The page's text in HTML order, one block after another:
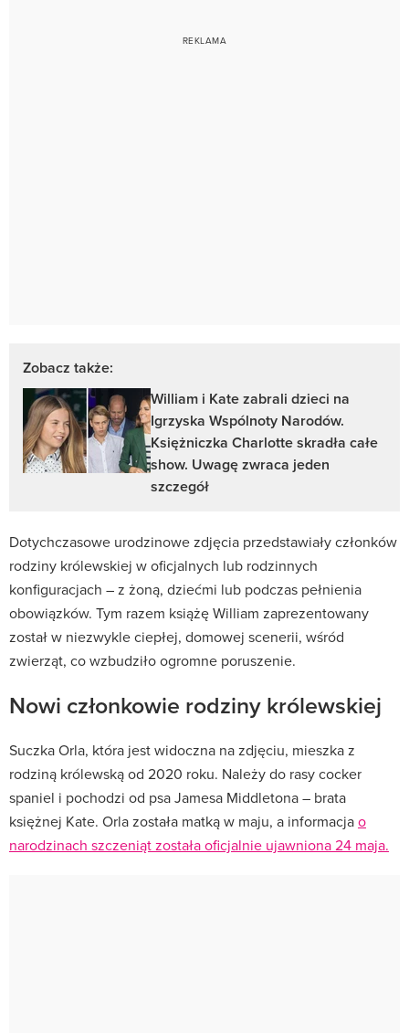
Zobacz także:
William i Kate zabrali dzieci na
Igrzyska Wspólnoty Narodów.
Księżniczka Charlotte skradła całe
show. Uwagę zwraca jeden
szczegół
Dotychczasowe urodzinowe zdjęcia przedstawiały członków
rodziny królewskiej w oficjalnych lub rodzinnych
konfiguracjach – z żoną, dziećmi lub podczas pełnienia
obowiązków. Tym razem książę William zaprezentowany
został w niezwykle ciepłej, domowej scenerii, wśród
zwierząt, co wzbudziło ogromne poruszenie.
Nowi członkowie rodziny królewskiej
Suczka Orla, która jest widoczna na zdjęciu, mieszka z
rodziną królewską od 2020 roku. Należy do rasy cocker
spaniel i pochodzi od psa Jamesa Middletona – brata
księżnej Kate. Orla została matką w maju, a informacjao
narodzinach szczeniąt została oficjalnie ujawniona 24 maja.